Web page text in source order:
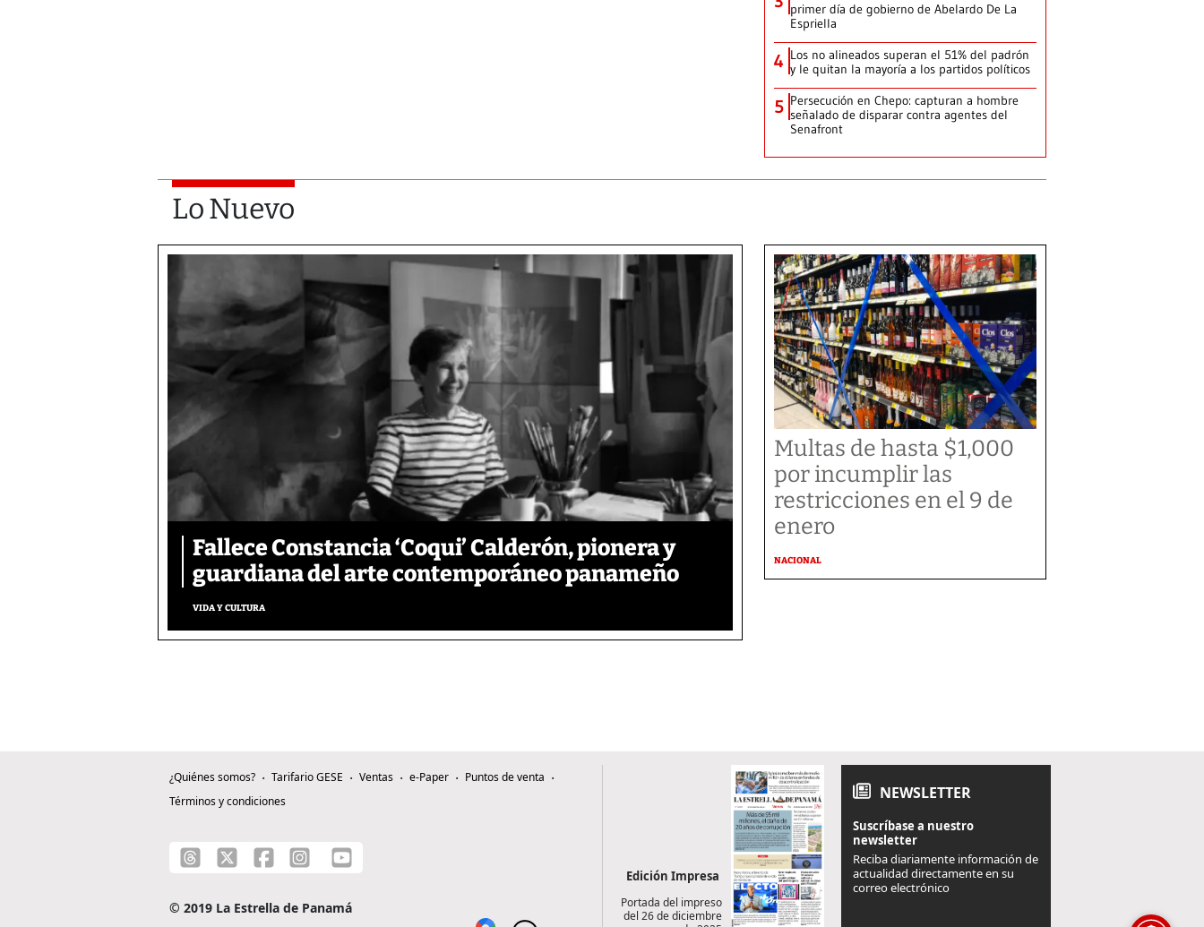
primer día de gobierno de Abelardo De La
Espriella
4 Los no alineados superan el 51% del padrón
y le quitan la mayoría a los partidos políticos
5 Persecución en Chepo: capturan a hombre
señalado de disparar contra agentes del
Senafront
Lo Nuevo
Fallece Constancia ‘Coqui’ Calderón, pionera y
guardiana del arte contemporáneo panameño
VIDA Y CULTURA
Multas de hasta $1,000
por incumplir las
restricciones en el 9 de
enero
NACIONAL
¿Quiénes somos? Tarifario GESE Ventas e-Paper
Puntos de venta
Términos y condiciones
© 2019 La Estrella de Panamá
Edición Impresa
Portada del impreso
del 26 de diciembre
NEWSLETTER
Suscríbase a nuestro
newsletter
Reciba diariamente información de
actualidad directamente en su
correo electrónico